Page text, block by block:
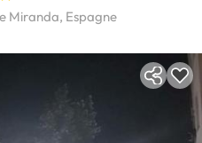
Miranda, Espagne